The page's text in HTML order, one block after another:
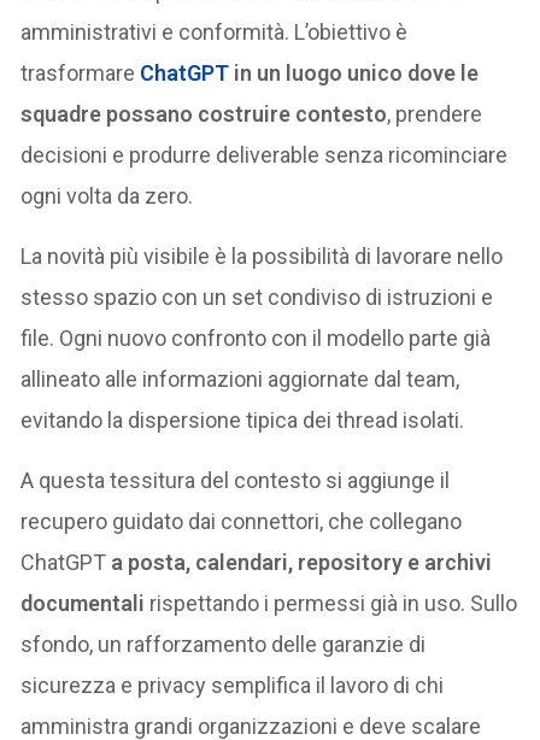
amministrativi e conformità. L’obiettivo è
trasformare ChatGPT in un luogo unico dove le
squadre possano costruire contesto, prendere
decisioni e produrre deliverable senza ricominciare
ogni volta da zero.
La novità più visibile è la possibilità di lavorare nello
stesso spazio con un set condiviso di istruzioni e
file. Ogni nuovo confronto con il modello parte già
allineato alle informazioni aggiornate dal team,
evitando la dispersione tipica dei thread isolati.
A questa tessitura del contesto si aggiunge il
recupero guidato dai connettori, che collegano
ChatGPT a posta, calendari, repository e archivi
documentali rispettando i permessi già in uso. Sullo
sfondo, un rafforzamento delle garanzie di
sicurezza e privacy semplifica il lavoro di chi
amministra grandi organizzazioni e deve scalare